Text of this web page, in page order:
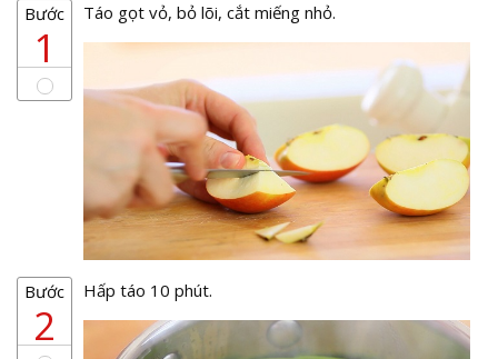
Bước
1
Táo gọt vỏ, bỏ lõi, cắt miếng nhỏ.
Bước
2
Hấp táo 10 phút.